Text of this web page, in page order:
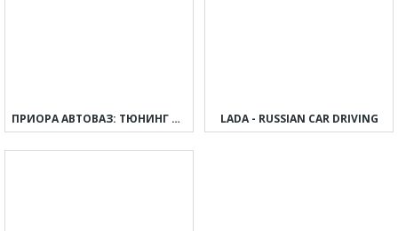
ПРИОРА АВТОВАЗ: ТЮНИНГ И ДРИФТ LADA - RUSSIAN CAR DRIVING